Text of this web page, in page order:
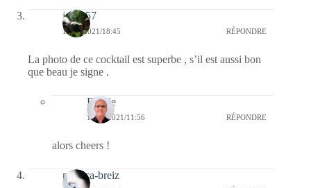
jazzy57
13/04/2021/18:45 RÉPONDRE
La photo de ce cocktail est superbe , s’il est aussi bon
que beau je signe .
Bernie
14/04/2021/11:56 RÉPONDRE
alors cheers !
monica-breiz